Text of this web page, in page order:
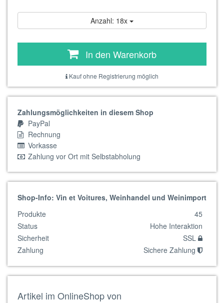
Anzahl: 18x
In den Warenkorb
Kauf ohne Registrierung möglich
Zahlungsmöglichkeiten in diesem Shop
PayPal
Rechnung
Vorkasse
Zahlung vor Ort mit Selbstabholung
Shop-Info: Vin et Voitures, Weinhandel und Weinimport
Produkte
45
Status
Hohe Interaktion
Sicherheit
SSL
Zahlung
Sichere Zahlung
Artikel im OnlineShop von